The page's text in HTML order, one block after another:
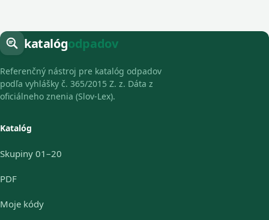
katalógodpadov
Referenčný nástroj pre katalóg odpadov
podľa vyhlášky č. 365/2015 Z. z. Dáta z
oficiálneho znenia (Slov-Lex).
Katalóg
Skupiny 01–20
PDF
Moje kódy